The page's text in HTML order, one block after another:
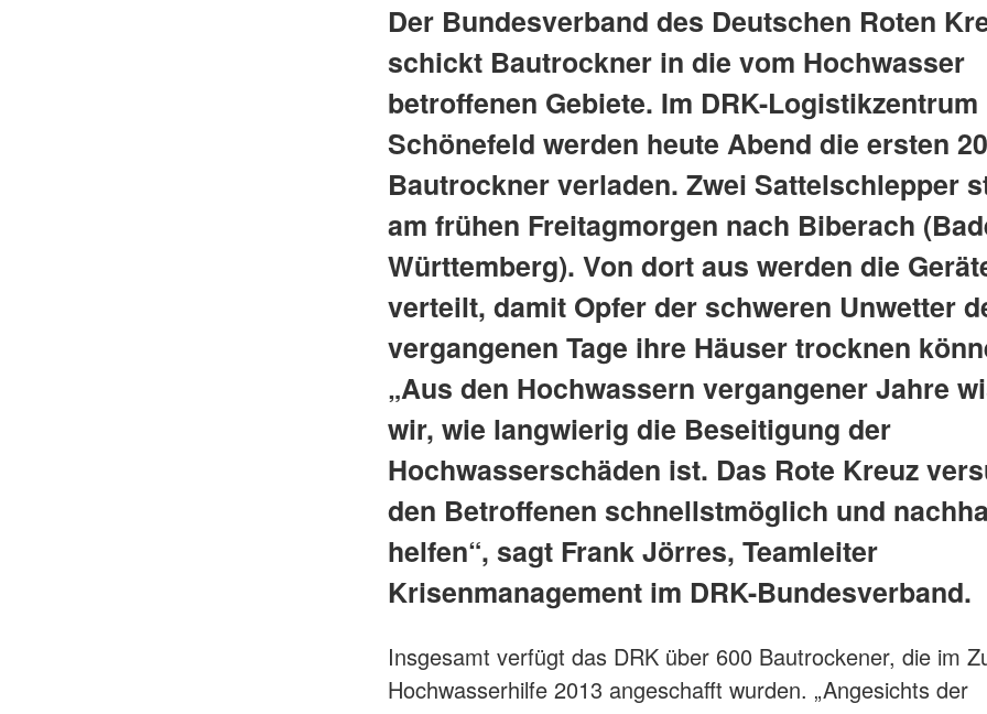
Der Bundesverband des Deutschen Roten
schickt Bautrockner in die vom Hochwasser
betroffenen Gebiete. Im DRK-
Schönefeld werden heute Abend die ersten
Bautrockner verladen. Zwei Sattelschlepper
am frühen Freitagmorgen nach Biberach
Württemberg). Von dort aus werden die
verteilt, damit Opfer der schweren Unwetter
vergangenen Tage ihre Häuser trocknen
„Aus den Hochwassern vergangener Jahre
wir, wie langwierig die Beseitigung der
Hochwasserschäden ist. Das Rote Kreuz
den Betroffenen schnellstmöglich und
helfen“, sagt Frank Jörres, Teamleiter
Krisenmanagement im DRK-Bundesverband.
Insgesamt verfügt das DRK über 600 Bautrockener, die im
Hochwasserhilfe 2013 angeschafft wurden. „Angesichts der